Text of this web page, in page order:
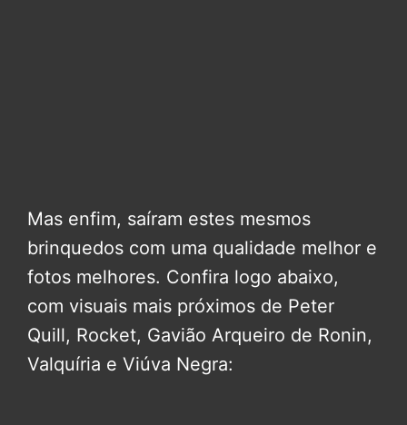
Mas enfim, saíram estes mesmos
brinquedos com uma qualidade melhor e
fotos melhores. Confira logo abaixo,
com visuais mais próximos de Peter
Quill, Rocket, Gavião Arqueiro de Ronin,
Valquíria e Viúva Negra: